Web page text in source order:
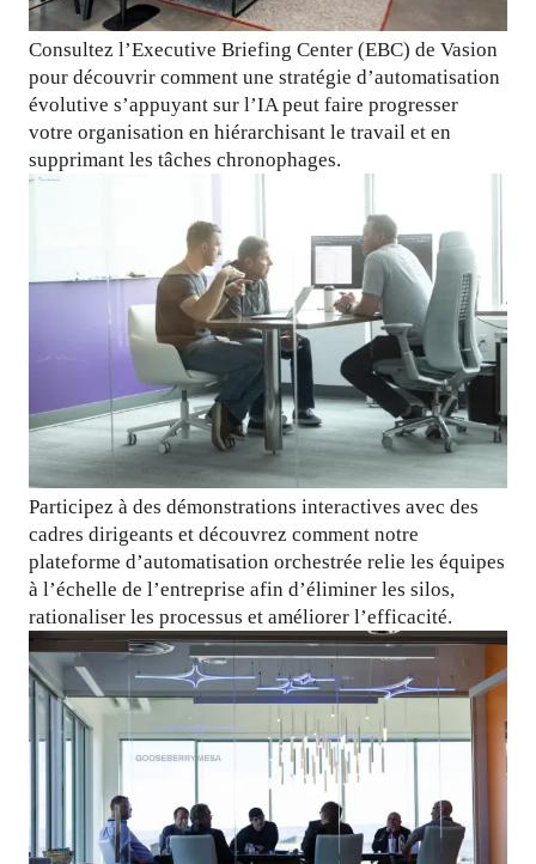
Consultez l’Executive Briefing Center (EBC) de Vasion
pour découvrir comment une stratégie d’automatisation
évolutive s’appuyant sur l’IA peut faire progresser
votre organisation en hiérarchisant le travail et en
supprimant les tâches chronophages.
Participez à des démonstrations interactives avec des
cadres dirigeants et découvrez comment notre
plateforme d’automatisation orchestrée relie les équipes
à l’échelle de l’entreprise afin d’éliminer les silos,
rationaliser les processus et améliorer l’efficacité.